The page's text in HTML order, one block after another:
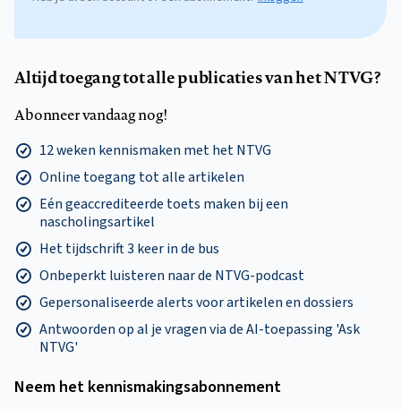
Altijd toegang tot alle publicaties van het NTVG?
Abonneer vandaag nog!
12 weken kennismaken met het NTVG
Online toegang tot alle artikelen
Eén geaccrediteerde toets maken bij een
nascholingsartikel
Het tijdschrift 3 keer in de bus
Onbeperkt luisteren naar de NTVG-podcast
Gepersonaliseerde alerts voor artikelen en dossiers
Antwoorden op al je vragen via de AI-toepassing 'Ask
NTVG'
Neem het kennismakings­abonnement